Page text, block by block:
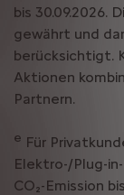
bis 30.09.2026.
gewährt und
berücksichtigt.
Aktionen
Partnern.
e Für
Elektro-/Plug-
CO₂-Emission